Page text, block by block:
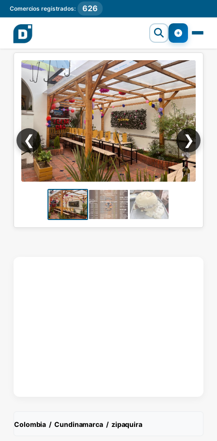
Comercios registrados: 626
❮ ❯
Colombia / Cundinamarca / zipaquira